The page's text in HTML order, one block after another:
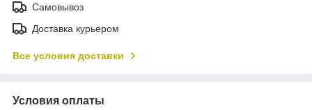
Самовывоз
Доставка курьером
Все условия доставки
Условия оплаты